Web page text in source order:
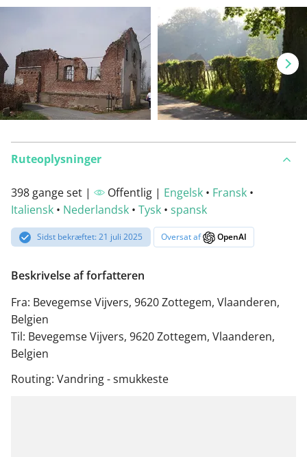
Ruteoplysninger
398 gange set | Offentlig | Engelsk • Fransk •
Italiensk • Nederlandsk • Tysk • spansk
Sidst bekræftet: 21 juli 2025 Oversat af OpenAI
Beskrivelse af forfatteren
Fra: Bevegemse Vijvers, 9620 Zottegem, Vlaanderen,
Belgien
Til: Bevegemse Vijvers, 9620 Zottegem, Vlaanderen,
Belgien
Routing: Vandring - smukkeste